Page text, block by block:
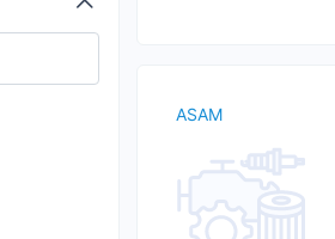
ASAM